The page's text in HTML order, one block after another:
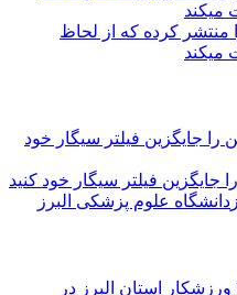
منتشر کرده که از لحاظ
میکند
جایگزین فیلتر سیگار خود کنید
دانشگاه علوم پزشکی البرز